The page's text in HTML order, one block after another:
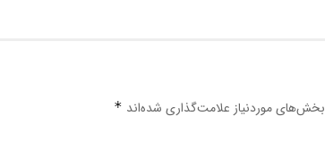
بخش‌های موردنیاز علامت‌گذاری شده‌اند *